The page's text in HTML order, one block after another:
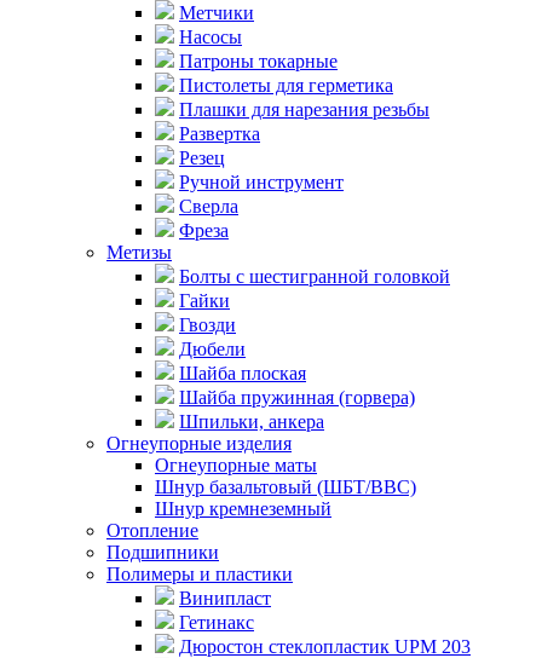
Метчики
Насосы
Патроны токарные
Пистолеты для герметика
Плашки для нарезания резьбы
Развертка
Резец
Ручной инструмент
Сверла
Фреза
Метизы
Болты с шестигранной головкой
Гайки
Гвозди
Дюбели
Шайба плоская
Шайба пружинная (горвера)
Шпильки, анкера
Огнеупорные изделия
Огнеупорные маты
Шнур базальтовый (ШБТ/ВВС)
Шнур кремнеземный
Отопление
Подшипники
Полимеры и пластики
Винипласт
Гетинакс
Дюростон стеклопластик UPM 203